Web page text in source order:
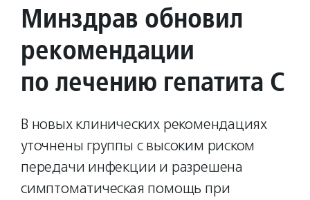
Минздрав обновил
рекомендации
по лечению гепатита С
В новых клинических рекомендациях
уточнены группы с высоким риском
передачи инфекции и разрешена
симптоматическая помощь при